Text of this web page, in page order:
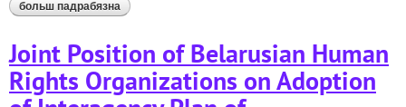
больш падрабязна аб міліцыя ў мінску і вобласці як сэрвіс: вынікі
даследавання 24 аддзяленняў
Joint Position of Belarusian Human
Rights Organizations on Adoption